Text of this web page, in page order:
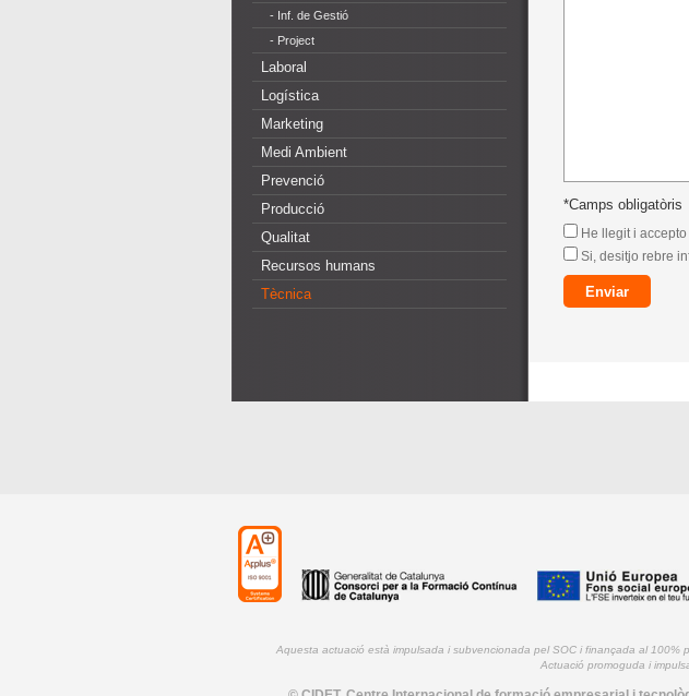
- Inf. de Gestió
- Project
Laboral
Logística
Marketing
Medi Ambient
Prevenció
Producció
Qualitat
Recursos humans
Tècnica
*Camps obligatòris
He llegit i accepto
Si, desitjo rebre
Aquesta actuació està impulsada i subvencionada pel SOC i finançada al
Actuació promoguda i